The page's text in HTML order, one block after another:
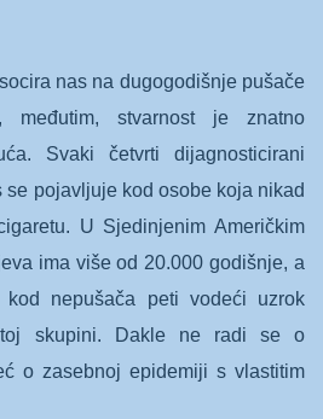
nas na dugogodišnje pušače
međutim, stvarnost je znatno
Svaki četvrti dijagnosticirani
pojavljuje kod osobe koja nikad
U Sjedinjenim Američkim
ima više od 20.000 godišnje, a
nepušača peti vodeći uzrok
skupini. Dakle ne radi se o
o zasebnoj epidemiji s vlastitim